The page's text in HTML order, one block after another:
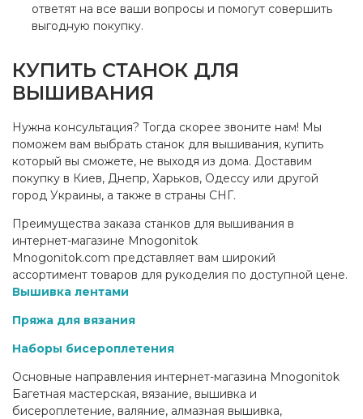
ответят на все ваши вопросы и помогут совершить
выгодную покупку.
КУПИТЬ СТАНОК ДЛЯ
ВЫШИВАНИЯ
Нужна консультация? Тогда скорее звоните нам! Мы
поможем вам выбрать станок для вышивания, купить
который вы сможете, не выходя из дома. Доставим
покупку в Киев, Днепр, Харьков, Одессу или другой
город Украины, а также в страны СНГ.
Преимущества заказа станков для вышивания в
интернет-магазине Mnogonitok
Mnogonitok.com представляет вам широкий
ассортимент товаров для рукоделия по доступной цене.
Вышивка лентами
Пряжа для вязания
Наборы бисероплетения
Основные направления интернет-магазина Mnogonitok
Багетная мастерская, вязание, вышивка и
бисероплетение, валяние, алмазная вышивка,